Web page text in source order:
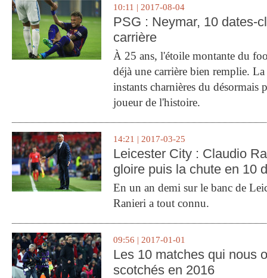
10:11 | 2017-08-04
PSG : Neymar, 10 dates-
carrière
À 25 ans, l'étoile montante du
déjà une carrière bien remplie.
instants charnières du désormais
joueur de l'histoire.
14:21 | 2017-03-25
Leicester City : Claudio
gloire puis la chute en 10
En un an demi sur le banc de
Ranieri a tout connu.
09:56 | 2017-01-01
Les 10 matches qui nous
scotchés en 2016